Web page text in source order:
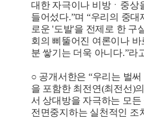
대한 자극이나 비방ㆍ중상
들어섰다.”며 “우리의 중대
로운 '도발'을 전제로 한 구
회의 삐뚤어진 여론이나
분 쌓기는 더욱 아니다.”라
○ 공개서한은 “우리는 벌
을 포함한 최전연(최전선)
서 상대방을 자극하는 모든
전면중지하는 실천적인 조